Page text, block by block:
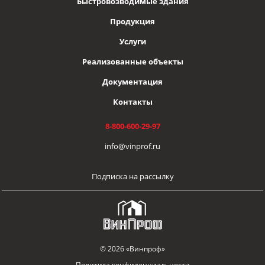
© 2026 «Винпроф»
Продукция
Услуги
Реализованные объекты
Документация
Контакты
8-800-600-29-97
info@vinprof.ru
Подписка на рассылку